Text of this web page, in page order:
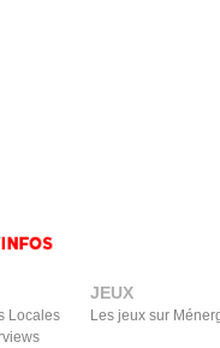
Locales
JEUX
Les jeux sur